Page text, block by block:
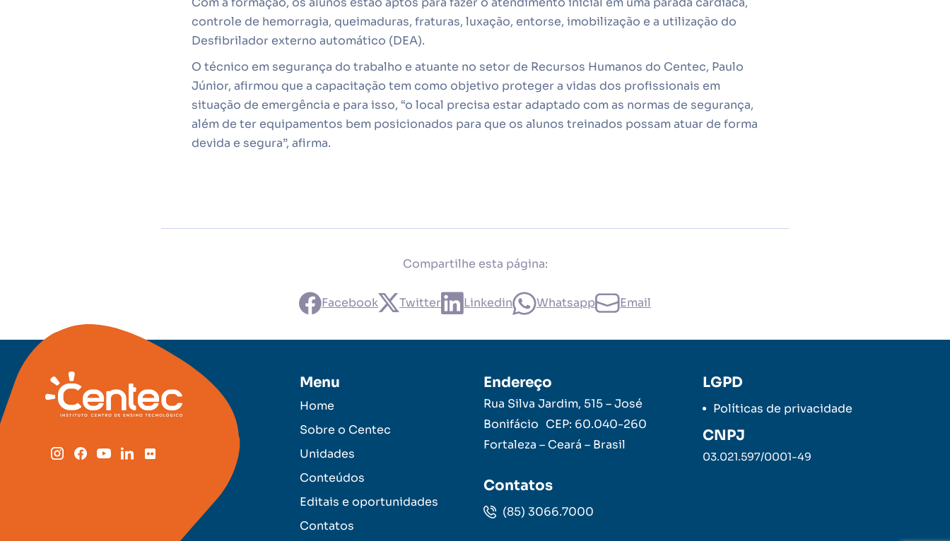
controle de hemorragia, queimaduras, fraturas, luxação, entorse, imobilização e a utilização do
Desfibrilador externo automático (DEA).
O técnico em segurança do trabalho e atuante no setor de Recursos Humanos do Centec, Paulo
Júnior, afirmou que a capacitação tem como objetivo proteger a vidas dos profissionais em
situação de emergência e para isso, “o local precisa estar adaptado com as normas de segurança,
além de ter equipamentos bem posicionados para que os alunos treinados possam atuar de forma
devida e segura”, afirma.
Compartilhe esta página:
Facebook Twitter Linkedin Whatsapp Email
Menu
Home
Sobre o Centec
Unidades
Conteúdos
Editais e oportunidades
Contatos
Endereço
Rua Silva Jardim, 515 – José
Bonifácio CEP: 60.040-260
Fortaleza – Ceará – Brasil
Contatos
(85) 3066.7000
LGPD
Políticas de privacidade
CNPJ
03.021.597/0001-49